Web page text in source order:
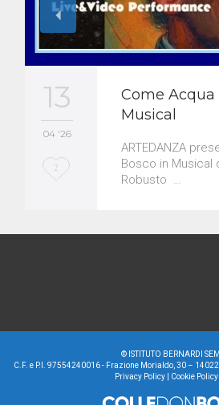
13
04 '26
2
Come Acqua
Musical
ARTEDANZA
Bosco in Musical
Robusto …
© ISTITUTO BERNARDI
C.F. e P.I. 97554240016 - Frazione Morialdo, 30 –
Privacy Policy
Cookie Policy